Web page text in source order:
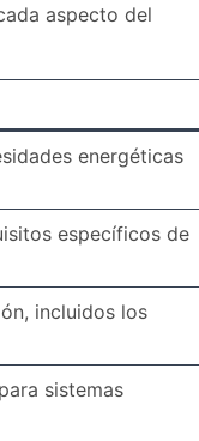
aspecto del
energéticas
específicos de
incluidos los
sistemas